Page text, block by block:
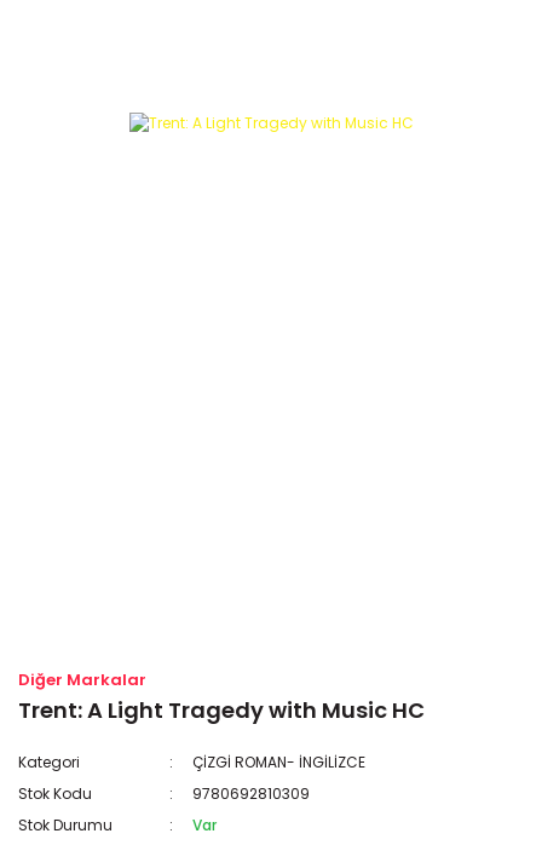
Diğer Markalar
Trent: A Light Tragedy with Music HC
Kategori
ÇİZGİ ROMAN- İNGİLİZCE
Stok Kodu
9780692810309
Stok Durumu
Var